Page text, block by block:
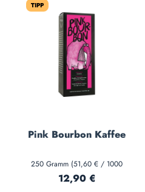
TIPP
Pink Bourbon Kaffee
250 Gramm (51,60 € / 1000
Gramm)
Regulärer Preis:
12,90 €